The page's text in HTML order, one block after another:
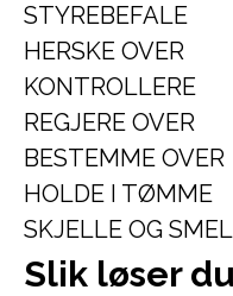
STYREBEFALE
HERSKE OVER
KONTROLLERE
REGJERE OVER
BESTEMME OVER
HOLDE I TØMME
SKJELLE OG
Slik løser